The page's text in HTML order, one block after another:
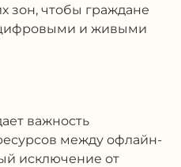
зон, чтобы граждане
и живыми
важность
между офлайн-
исключение от